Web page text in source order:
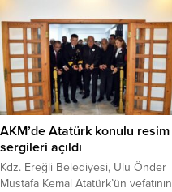
AKM’de Atatürk konulu resim
sergileri açıldı
Kdz. Ereğli Belediyesi, Ulu Önder
Mustafa Kemal Atatürk’ün vefatının